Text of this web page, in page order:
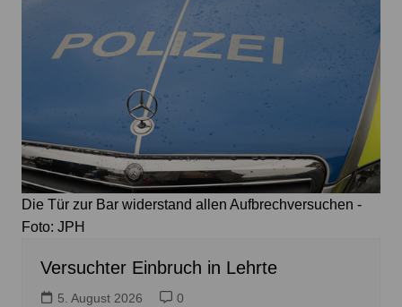
Die Tür zur Bar widerstand allen Aufbrechversuchen -
Foto: JPH
Versuchter Einbruch in Lehrte
5. August 2026 0